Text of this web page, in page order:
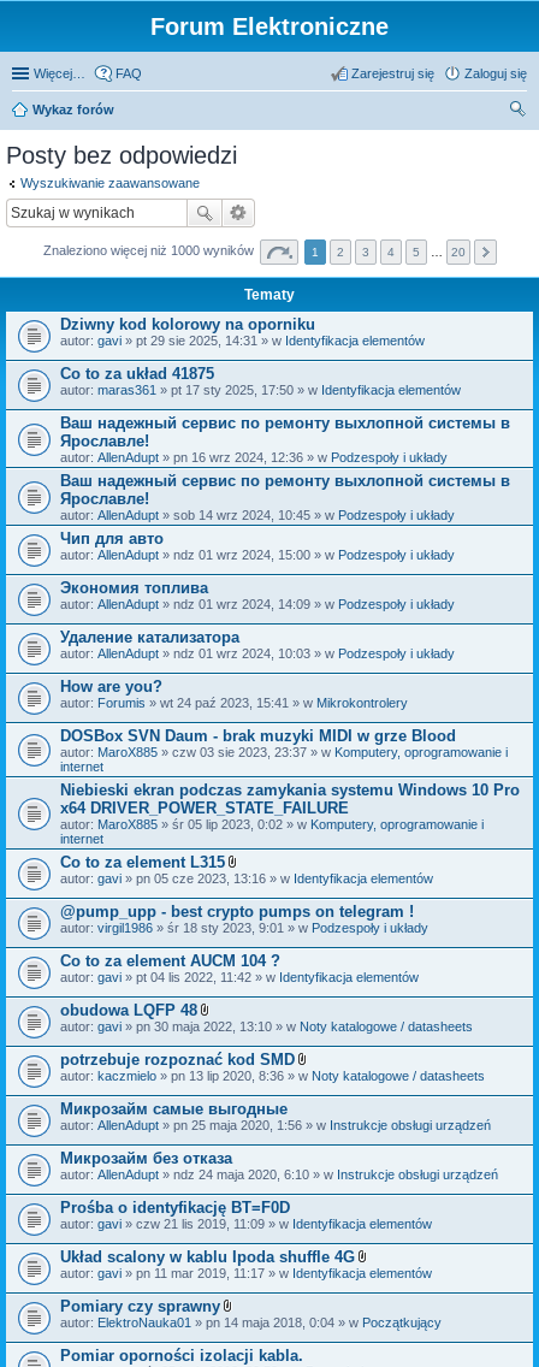
Forum Elektroniczne
Więcej… FAQ Zaloguj się
Zarejestruj się
Wykaz forów
Posty bez odpowiedzi
Wyszukiwanie zaawansowane
Znaleziono więcej niż 1000 wyników 1 2 3 4 5 20
Tematy
Dziwny kod kolorowy na oporniku
autor: gavi » pt 29 sie 2025, 14:31 » w Identyfikacja elementów
Co to za układ 41875
autor: maras361 » pt 17 sty 2025, 17:50 » w Identyfikacja elementów
Ваш надежный сервис по ремонту выхлопной системы в
Ярославле!
autor: AllenAdupt » pn 16 wrz 2024, 12:36 » w Podzespoły i układy
Ваш надежный сервис по ремонту выхлопной системы в
Ярославле!
autor: AllenAdupt » sob 14 wrz 2024, 10:45 » w Podzespoły i układy
Чип для авто
autor: AllenAdupt » ndz 01 wrz 2024, 15:00 » w Podzespoły i układy
Экономия топлива
autor: AllenAdupt » ndz 01 wrz 2024, 14:09 » w Podzespoły i układy
Удаление катализатора
autor: AllenAdupt » ndz 01 wrz 2024, 10:03 » w Podzespoły i układy
How are you?
autor: Forumis » wt 24 paź 2023, 15:41 » w Mikrokontrolery
DOSBox SVN Daum - brak muzyki MIDI w grze Blood
autor: MaroX885 » czw 03 sie 2023, 23:37 » w Komputery, oprogramowanie i
internet
Niebieski ekran podczas zamykania systemu Windows 10 Pro
x64 DRIVER_POWER_STATE_FAILURE
autor: MaroX885 » śr 05 lip 2023, 0:02 » w Komputery, oprogramowanie i
internet
Co to za element L315
Z
ł
ą
c
z
n
i
autor: gavi » pn 05 cze 2023, 13:16 » w Identyfikacja elementów
@pump_upp - best crypto pumps on telegram !
autor: virgil1986 » śr 18 sty 2023, 9:01 » w Podzespoły i układy
Co to za element AUCM 104 ?
autor: gavi » pt 04 lis 2022, 11:42 » w Identyfikacja elementów
obudowa LQFP 48
Z
ł
ą
c
z
n
i
i
autor: gavi » pn 30 maja 2022, 13:10 » w Noty katalogowe / datasheets
potrzebuje rozpoznać kod SMD
Z
ł
c
z
i
autor: kaczmielo » pn 13 lip 2020, 8:36 » w Noty katalogowe / datasheets
Микрозайм самые выгодные
autor: AllenAdupt » pn 25 maja 2020, 1:56 » w Instrukcje obsługi urządzeń
Микрозайм без отказа
autor: AllenAdupt » ndz 24 maja 2020, 6:10 » w Instrukcje obsługi urządzeń
Prośba o identyfikację BT=F0D
autor: gavi » czw 21 lis 2019, 11:09 » w Identyfikacja elementów
Układ scalony w kablu Ipoda shuffle 4G
Z
ł
c
z
autor: gavi » pn 11 mar 2019, 11:17 » w Identyfikacja elementów
Pomiary czy sprawny
Z
ł
ą
autor: ElektroNauka01 » pn 14 maja 2018, 0:04 » w Początkujący
Pomiar oporności izolacji kabla.